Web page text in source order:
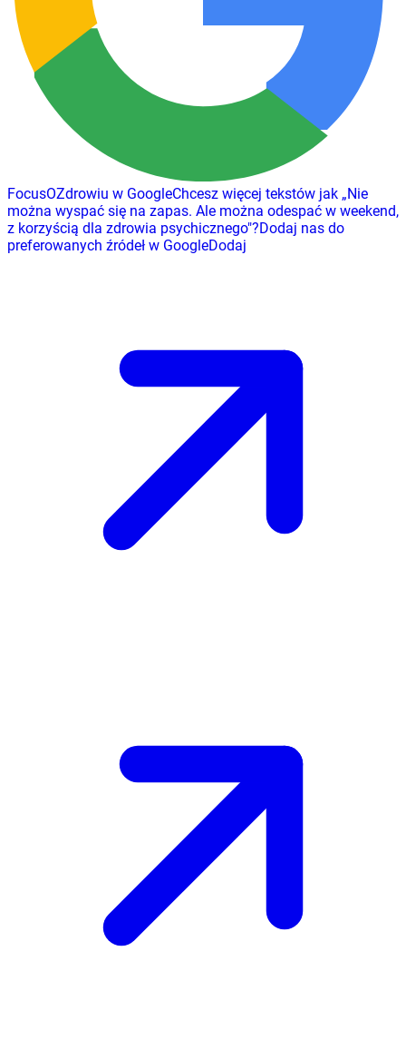
FocusOZdrowiu w GoogleChcesz więcej tekstów jak „Nie
można wyspać się na zapas. Ale można odespać w weekend,
z korzyścią dla zdrowia psychicznego"?Dodaj nas do
preferowanych źródeł w GoogleDodaj